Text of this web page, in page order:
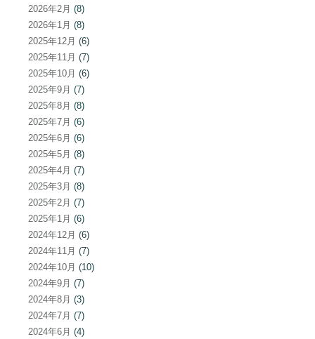
2026年2月 (8)
2026年1月 (8)
2025年12月 (6)
2025年11月 (7)
2025年10月 (6)
2025年9月 (7)
2025年8月 (8)
2025年7月 (6)
2025年6月 (6)
2025年5月 (8)
2025年4月 (7)
2025年3月 (8)
2025年2月 (7)
2025年1月 (6)
2024年12月 (6)
2024年11月 (7)
2024年10月 (10)
2024年9月 (7)
2024年8月 (3)
2024年7月 (7)
2024年6月 (4)